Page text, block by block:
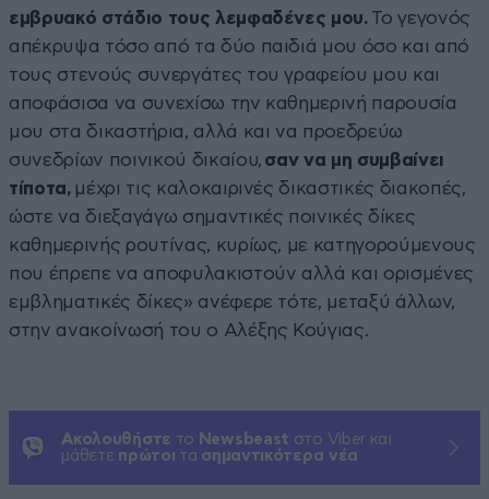
εμβρυακό στάδιο τους λεμφαδένες μου. Το γεγονός
απέκρυψα τόσο από τα δύο παιδιά μου όσο και από
τους στενούς συνεργάτες του γραφείου μου και
αποφάσισα να συνεχίσω την καθημερινή παρουσία
μου στα δικαστήρια, αλλά και να προεδρεύω
συνεδρίων ποινικού δικαίου, σαν να μη συμβαίνει
τίποτα, μέχρι τις καλοκαιρινές δικαστικές διακοπές,
ώστε να διεξαγάγω σημαντικές ποινικές δίκες
καθημερινής ρουτίνας, κυρίως, με κατηγορούμενους
που έπρεπε να αποφυλακιστούν αλλά και ορισμένες
εμβληματικές δίκες» ανέφερε τότε, μεταξύ άλλων,
στην ανακοίνωσή του ο Αλέξης Κούγιας.
Ακολουθήστε το Newsbeast στο Viber και
μάθετε πρώτοι τα σημαντικότερα νέα